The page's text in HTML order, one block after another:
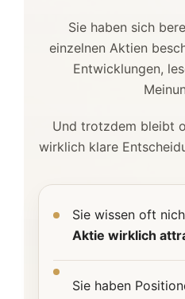
Sie haben sich
einzelnen Aktien
Entwicklungen,
Und trotzdem bleibt
wirklich klare
Sie wissen oft
Aktie wirklich
Sie haben